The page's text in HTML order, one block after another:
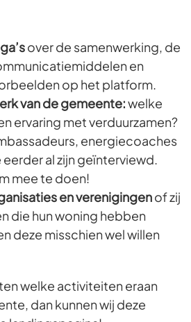
over de samenwerking, de
en
op het platform.
van de gemeente:welke
ervaring met verduurzamen?
energiecoaches
eerder al zijn geïnterviewd.
mee te doen!
en verenigingenof zij
die hun woning hebben
deze misschien wel willen
welke activiteiten eraan
dan kunnen wij deze